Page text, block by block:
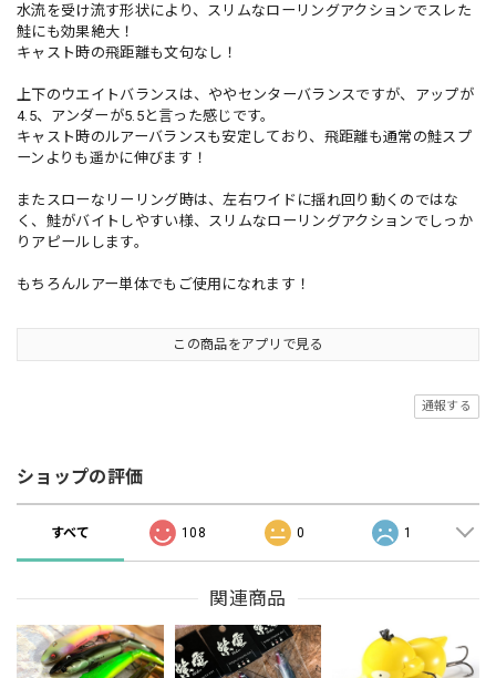
水流を受け流す形状により、スリムなローリングアクションでスレた
鮭にも効果絶大！
キャスト時の飛距離も文句なし！
上下のウエイトバランスは、ややセンターバランスですが、アップが
4.5、アンダーが5.5と言った感じです。
キャスト時のルアーバランスも安定しており、飛距離も通常の鮭スプ
ーンよりも遥かに伸びます！
またスローなリーリング時は、左右ワイドに揺れ回り動くのではな
く、鮭がバイトしやすい様、スリムなローリングアクションでしっか
りアピールします。
もちろんルアー単体でもご使用になれます！
この商品をアプリで見る
通報する
ショップの評価
すべて 108 0 1
関連商品